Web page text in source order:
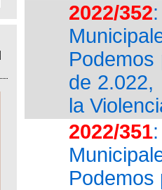
2022/352
de 2.022,
la
2022/351
Podemos